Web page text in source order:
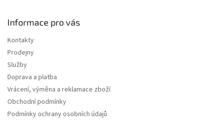
Informace pro vás
Kontakty
Prodejny
Služby
Doprava a platba
Vrácení, výměna a reklamace zboží
Obchodní podmínky
Podmínky ochrany osobních údajů